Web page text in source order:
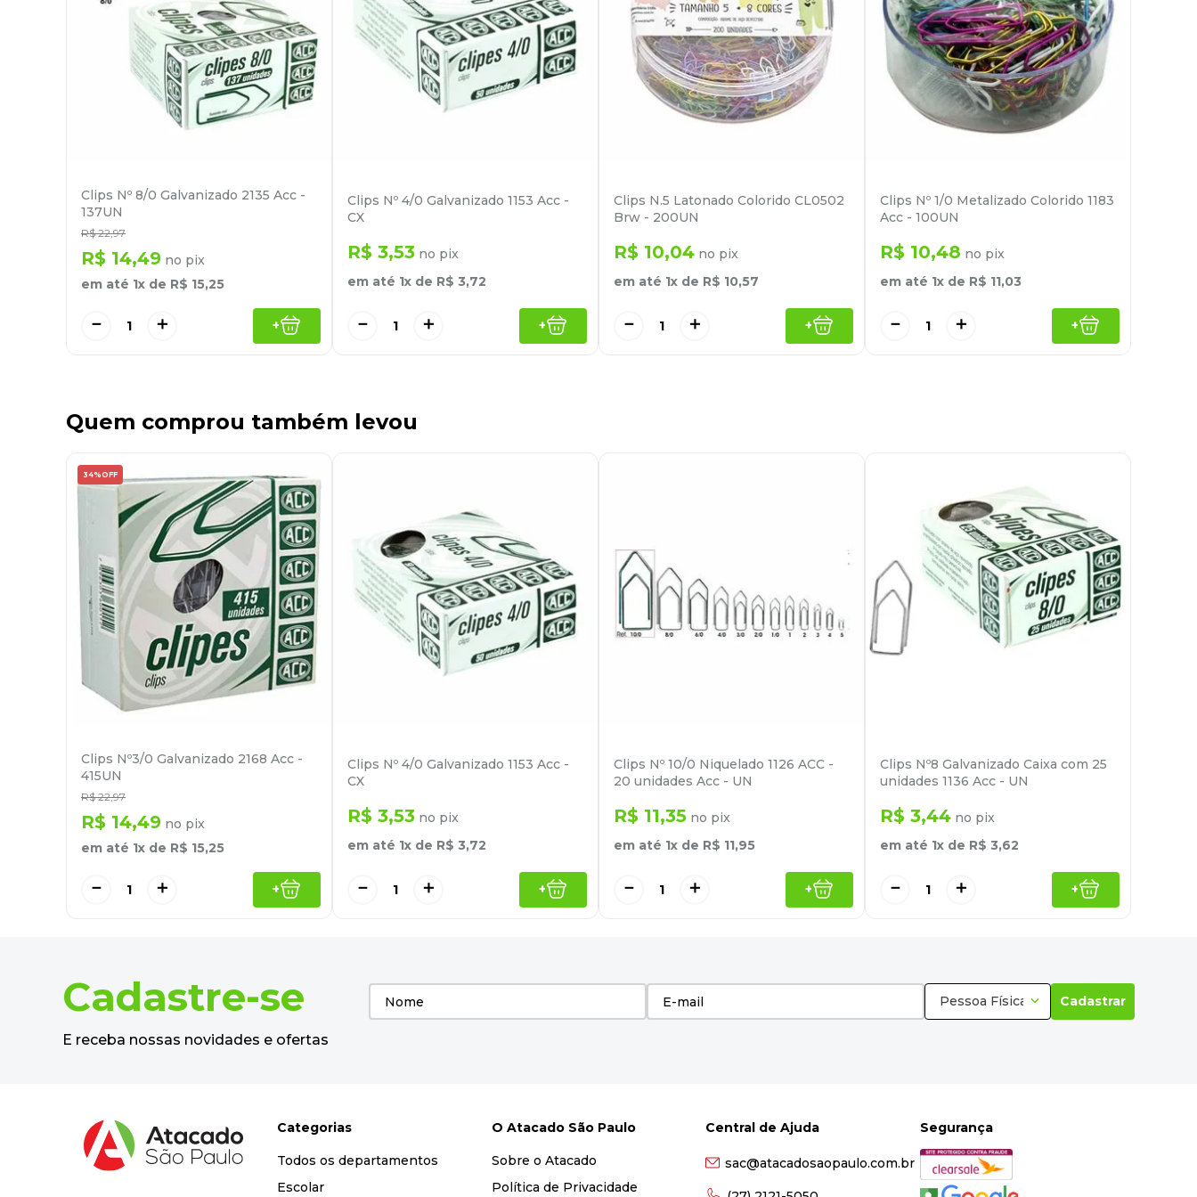
Clips Nº 8/0 Galvanizado 2135 Acc -
137UN
R$ 22,97
R$ 14,49 no pix
em até 1x de R$ 15,25
＋
－ +
Clips Nº 4/0 Galvanizado 1153 Acc -
CX
R$ 3,53 no pix
em até 1x de R$ 3,72
＋
－ +
Clips N.5 Latonado Colorido CL0502
Brw - 200UN
R$ 10,04 no pix
em até 1x de R$ 10,57
＋
－ +
Clips Nº 1/0 Metalizado Colorido 1183
Acc - 100UN
R$ 10,48 no pix
em até 1x de R$ 11,03
＋
－ +
Quem comprou também levou
34% OFF
Clips Nº3/0 Galvanizado 2168 Acc -
415UN
R$ 22,97
R$ 14,49 no pix
em até 1x de R$ 15,25
＋
－ +
Clips Nº 4/0 Galvanizado 1153 Acc -
CX
R$ 3,53 no pix
em até 1x de R$ 3,72
＋
－ +
Clips Nº 10/0 Niquelado 1126 ACC -
20 unidades Acc - UN
R$ 11,35 no pix
em até 1x de R$ 11,95
＋
－ +
Clips Nº8 Galvanizado Caixa com 25
unidades 1136 Acc - UN
R$ 3,44 no pix
em até 1x de R$ 3,62
＋
－ +
Cadastre-se
E receba nossas novidades e ofertas
Pessoa Física Cadastrar
Categorias
Todos os departamentos
Escolar
O Atacado São Paulo
Sobre o Atacado
Política de Privacidade
Central de Ajuda
sac@atacadosaopaulo.com.br
Segurança